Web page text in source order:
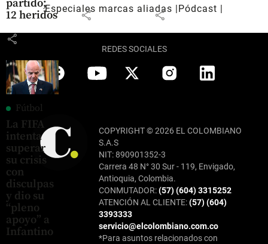
partido;
12 heridos
share
share share
Fútbol
La FIFA
intenta
superar
su crisis
con
disculpas
y dio su
“pleno
apoyo” a
Infantino
Especiales marcas aliadas
Pódcast
REDES SOCIALES
COPYRIGHT © 2026 EL COLOMBIANO
S.A.S
NIT: 890901352-3
Carrera 48 N° 30 Sur - 119, Envigado,
Antioquia, Colombia.
CONMUTADOR:(57) (604) 3315252
ATENCIÓN AL CLIENTE:(57) (604)
3393333
servicio@elcolombiano.com.co
*Para asuntos relacionados con